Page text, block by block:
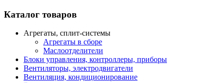
Каталог товаров
Агрегаты, сплит-системы
Агрегаты в сборе
Маслоотделители
Блоки управления, контроллеры, приборы
Вентиляторы, электродвигатели
Вентиляция, кондиционирование